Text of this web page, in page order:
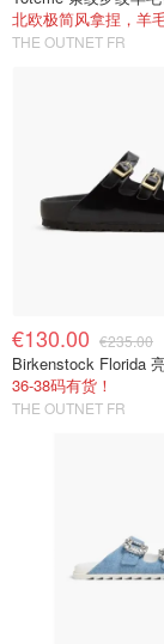
THE OUTNET FR
€130.00 €235.00
Birkenstock Florida
36-38码有货！
THE OUTNET FR